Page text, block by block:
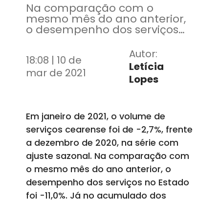
Na comparação com o
mesmo mês do ano anterior,
o desempenho dos serviços
no Estado foi -11,0%
18:08 | 10 de
mar de 2021
Autor:
Letícia
Lopes
Em janeiro de 2021, o volume de
serviços cearense foi de -2,7%, frente
a dezembro de 2020, na série com
ajuste sazonal. Na comparação com
o mesmo mês do ano anterior, o
desempenho dos serviços no Estado
foi -11,0%. Já no acumulado dos